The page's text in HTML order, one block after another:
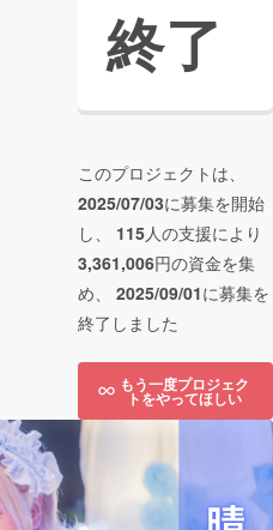
終了
このプロジェクトは、
2025/07/03に募集を開始
し、 115人の支援により
3,361,006円の資金を集
め、 2025/09/01に募集を
終了しました
もう一度プロジェク
トをやってほしい